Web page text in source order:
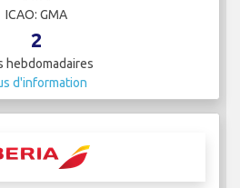
2
hebdomadaires
d'information
Aviation